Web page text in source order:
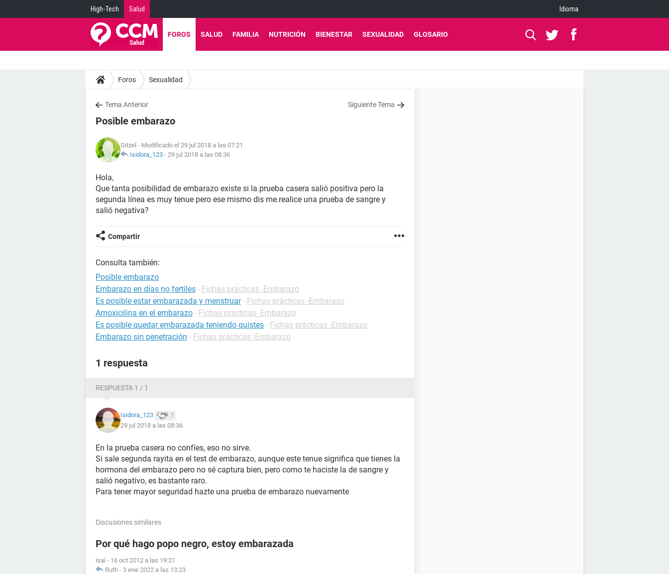
High-Tech Salud Idioma
FOROS SALUD FAMILIA NUTRICIÓN BIENESTAR SEXUALIDAD GLOSARIO
Foros Sexualidad
Tema Anterior Siguiente Tema
Posible embarazo
Gitzel - Modificado el 29 jul 2018 a las 07:21
Isidora_123 - 29 jul 2018 a las 08:36
Hola,
Que tanta posibilidad de embarazo existe si la.prueba casera salió positiva pero la
segunda línea es muy tenue pero ese mismo dis me.realice una prueba de sangre y
salió negativa?
Compartir
Consulta también:
Posible embarazo
Embarazo en días no fertiles - Fichas prácticas -Embarazo
Es posible estar embarazada y menstruar - Fichas prácticas -Embarazo
Amoxicilina en el embarazo - Fichas prácticas -Embarazo
Es posible quedar embarazada teniendo quistes - Fichas prácticas -Embarazo
Embarazo sin penetración - Fichas prácticas -Embarazo
1 respuesta
RESPUESTA 1 / 1
Isidora_123 7
29 jul 2018 a las 08:36
En la prueba casera no confíes, eso no sirve.
Si sale segunda rayita en el test de embarazo, aunque este tenue significa que tienes la
hormona del embarazo pero no sé captura bien, pero como te haciste la de sangre y
salió negativo, es bastante raro.
Para tener mayor seguridad hazte una prueba de embarazo nuevamente
Discusiones similares
Por qué hago popo negro, estoy embarazada
isai - 16 oct 2012 a las 19:21
Ruth - 3 ene 2022 a las 13:23